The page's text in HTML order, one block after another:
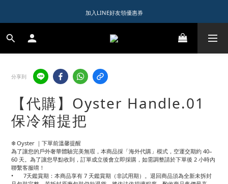
1️⃣ 加入會員送$150購物金
加入LINE好友領優惠券
1️⃣ 加入會員送$150購物金
分享到
【代購】Oyster Handle.01
保冷箱提把
❄️ Oyster ｜下單前溫馨提醒
為了讓您的戶外奢華體驗完美無瑕，本商品採「海外代購」模式，空運交期約 40–
60 天。為了讓您早點收到，訂單成立後會立即採購，如需調整請於下單後 2 小時內
聯繫客服唷！
•	7天鑑賞期：本商品享有 7 天鑑賞期（非試用期）。退回商品須為全新未拆封